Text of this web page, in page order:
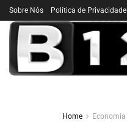
Sobre Nós Política de Privacidade
Home Economia